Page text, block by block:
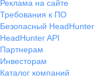
Реклама на сайте
Требования к ПО
Безопасный HeadHunter
HeadHunter API
Партнерам
Инвесторам
Каталог компаний